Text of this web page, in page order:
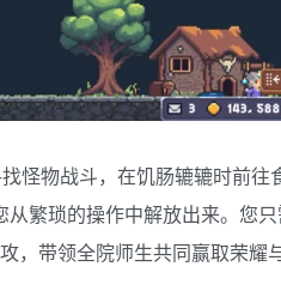
怪物战斗，在饥肠辘辘时前往
繁琐的操作中解放出来。您
，带领全院师生共同赢取荣耀